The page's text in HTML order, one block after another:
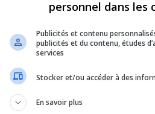
chef
personnel dans les
Publicités et contenu
publicités et du contenu, études
services
Stocker et/ou accéder à des
En savoir plus